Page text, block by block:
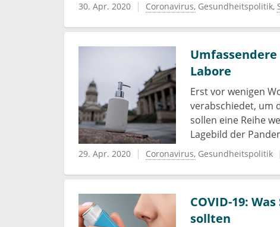
30. Apr. 2020 Coronavirus Gesundheitspolitik
Labore
Erst vor wenigen
verabschiedet, um
sollen eine Reihe
Lagebild der
29. Apr. 2020 Coronavirus Gesundheitspolitik
COVID-19:
sollten